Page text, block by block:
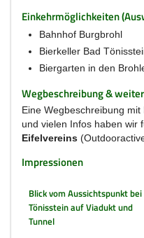
Einkehrmöglichkeiten
Bahnhof Burgbrohl
Bierkeller Bad
Biergarten in den
Wegbeschreibung &
Eine Wegbeschreibung
und vielen Infos haben wir
Eifelvereins
Impressionen
Blick vom Aussichtspunkt bei
Tönisstein auf Viadukt und
Tunnel